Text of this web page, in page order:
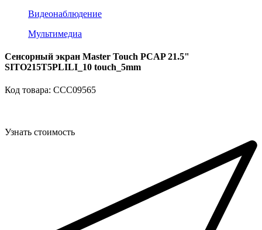
Видеонаблюдение
Мультимедиа
Сенсорный экран Master Touch PCAP 21.5"
SITO215T5PLILI_10 touch_5mm
Код товара: ССС09565
Узнать стоимость